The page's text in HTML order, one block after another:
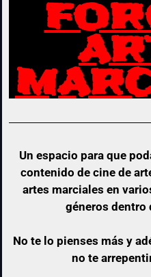
Un espacio para que
contenido de cine de
artes marciales en
géneros dentro
No te lo pienses más y
no te